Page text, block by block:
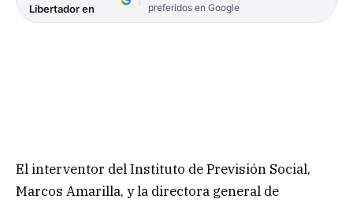
Libertador en
preferidos en Google
El interventor del Instituto de Previsión Social,
Marcos Amarilla, y la directora general de